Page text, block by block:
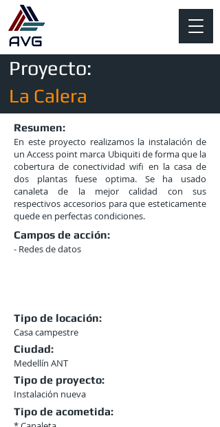
Proyecto:
La Calera
Resumen:
En este proyecto realizamos la instalación de
un Access point marca Ubiquiti de forma que la
cobertura de conectividad wifi en la casa de
dos plantas fuese optima. Se ha usado
canaleta de la mejor calidad con sus
respectivos accesorios para que esteticamente
quede en perfectas condiciones.
Campos de acción:
- Redes de datos
Tipo de locación:
Casa campestre
Ciudad:
Medellín ANT
Tipo de proyecto:
Instalación nueva
Tipo de acometida: